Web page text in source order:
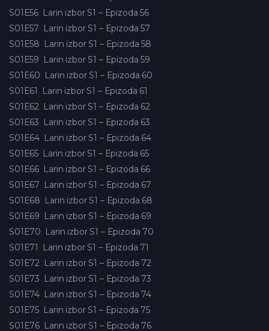
S01E56 Larin izbor S1 – Epizoda 56
S01E57 Larin izbor S1 – Epizoda 57
S01E58 Larin izbor S1 – Epizoda 58
S01E59 Larin izbor S1 – Epizoda 59
S01E60 Larin izbor S1 – Epizoda 60
S01E61
Larin izbor S1 – Epizoda 61
S01E62 Larin izbor S1 – Epizoda 62
S01E63 Larin izbor S1 – Epizoda 63
S01E64 Larin izbor S1 – Epizoda 64
S01E65 Larin izbor S1 – Epizoda 65
S01E66 Larin izbor S1 – Epizoda 66
S01E67 Larin izbor S1 – Epizoda 67
S01E68 Larin izbor S1 – Epizoda 68
S01E69 Larin izbor S1 – Epizoda 69
S01E70 Larin izbor S1 – Epizoda 70
S01E71
Larin izbor S1 – Epizoda 71
S01E72 Larin izbor S1 – Epizoda 72
S01E73 Larin izbor S1 – Epizoda 73
S01E74 Larin izbor S1 – Epizoda 74
S01E75 Larin izbor S1 – Epizoda 75
S01E76 Larin izbor S1 – Epizoda 76